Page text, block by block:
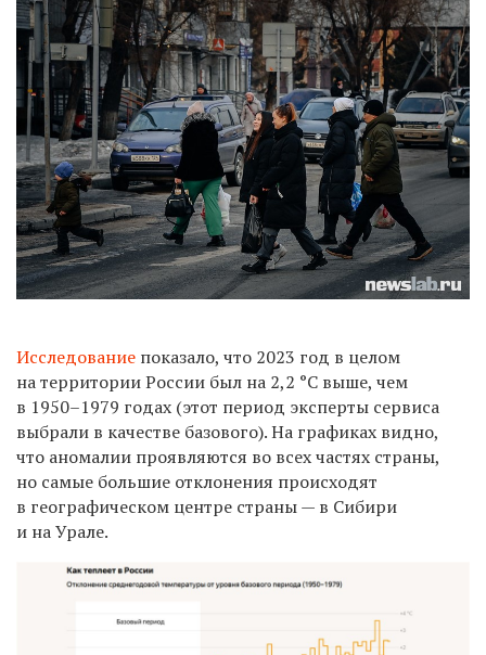
Исследование показало, что 2023 год в целом
на территории России был на 2,2 °С выше, чем
в 1950–1979 годах (этот период эксперты сервиса
выбрали в качестве базового). На графиках видно,
что аномалии проявляются во всех частях страны,
но самые большие отклонения происходят
в географическом центре страны — в Сибири
и на Урале.